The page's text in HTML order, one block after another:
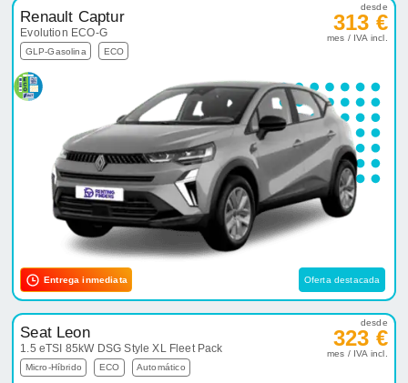
Renault Captur
Evolution ECO-G
GLP-Gasolina ECO
desde
313 €
mes / IVA incl.
Entrega inmediata Oferta destacada
Seat Leon
1.5 eTSI 85kW DSG Style XL Fleet Pack
Micro-Híbrido ECO Automático
desde
323 €
mes / IVA incl.